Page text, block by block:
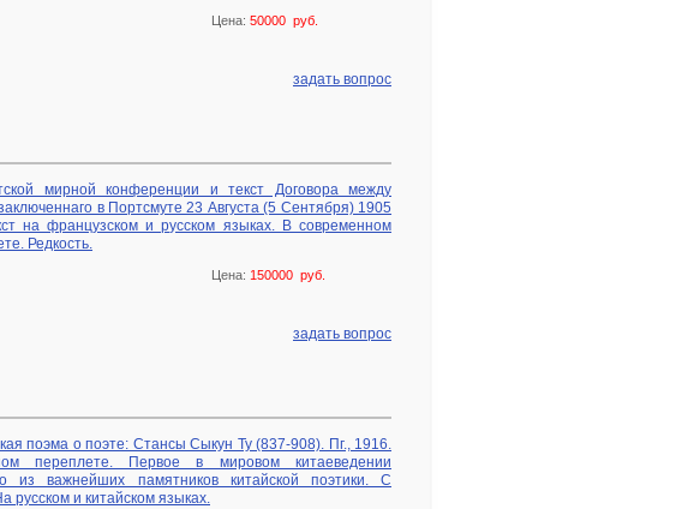
Цена: 50000 руб.
задать вопрос
мирной конференции и текст Договора между
в Портсмуте 23 Августа (5 Сентября) 1905
на французском и русском языках. В современном
Редкость.
Цена: 150000 руб.
задать вопрос
поэма о поэте: Стансы Сыкун Ту (837-908). Пг., 1916.
переплете. Первое в мировом китаеведении
из важнейших памятников китайской поэтики. С
русском и китайском языках.